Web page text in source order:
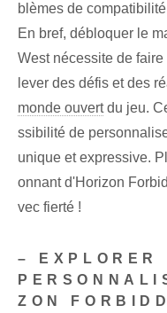
blèmes de
En bref, débloquer le
West nécessite ⁤de
lever des défis et des
monde ouvertdu jeu.
ssibilité de
unique et expressive.
onnant d'Horizon
vec fierté !
– EXPLORER
ZON